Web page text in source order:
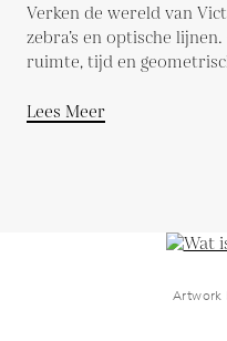
Verken de wereld van
zebra’s en optische
ruimte, tijd en
Lees Meer
Artwork